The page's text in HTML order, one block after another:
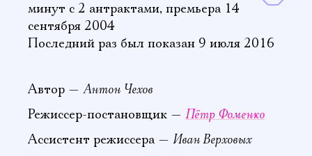
минут с 2 антрактами, премьера 14
сентября 2004
Последний раз был показан 9 июля 2016
Автор — Антон Чехов
Режиссер-постановщик — Пётр Фоменко
Ассистент режиссера — Иван Верховых